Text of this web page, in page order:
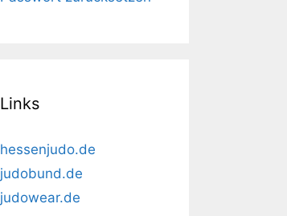
Links
hessenjudo.de
judobund.de
judowear.de